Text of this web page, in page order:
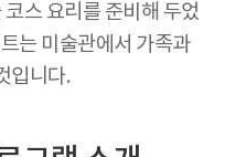
스 요리를 준비해 두었
는 미술관에서 가족과
입니다.